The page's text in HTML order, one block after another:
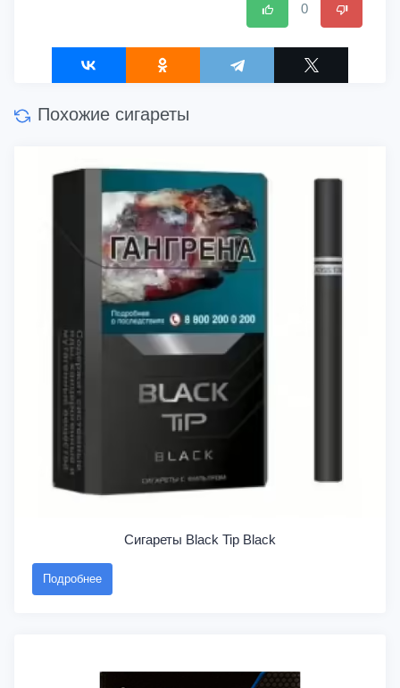
0
Похожие сигареты
Сигареты Black Tip Black
Подробнее